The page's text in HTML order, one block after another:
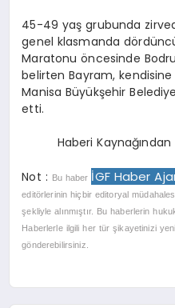
45-49 yaş grubunda
genel klasmanda
Maratonu öncesinde
belirten Bayram,
Manisa Büyükşehir
etti.
Haberi Kaynağından
Not : Bu haber İGF Haber
editörlerinin hiçbir editoryal
şekliyle alınmıştır. Bu haberlerin
Haberlerle ilgili her tür şikayetinizi
gönderebilirsiniz.